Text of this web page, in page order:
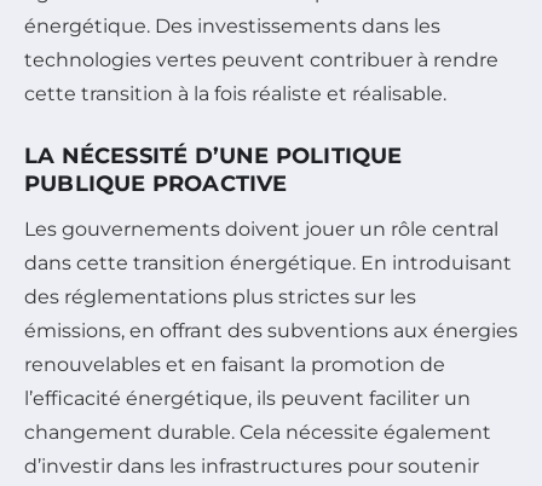
énergétique. Des investissements dans les
technologies vertes peuvent contribuer à rendre
cette transition à la fois réaliste et réalisable.
LA NÉCESSITÉ D’UNE POLITIQUE
PUBLIQUE PROACTIVE
Les gouvernements doivent jouer un rôle central
dans cette transition énergétique. En introduisant
des réglementations plus strictes sur les
émissions, en offrant des subventions aux énergies
renouvelables et en faisant la promotion de
l’efficacité énergétique, ils peuvent faciliter un
changement durable. Cela nécessite également
d’investir dans les infrastructures pour soutenir